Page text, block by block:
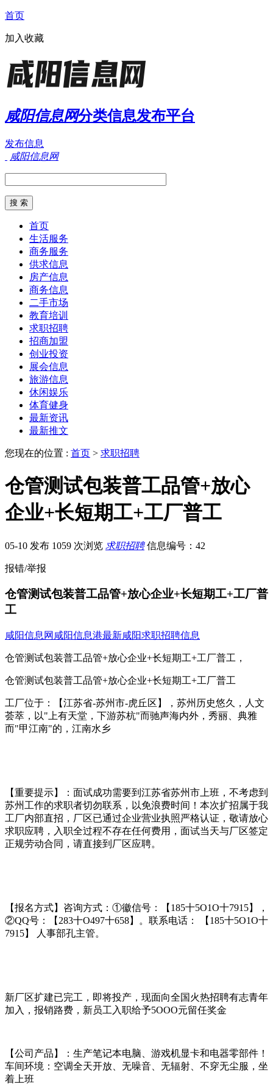
首页
加入收藏
咸阳信息网分类信息发布平台
发布信息
咸阳信息网
首页
生活服务
商务服务
供求信息
房产信息
商务信息
二手市场
教育培训
求职招聘
招商加盟
创业投资
展会信息
旅游信息
休闲娱乐
体育健身
最新资讯
最新推文
您现在的位置 : 首页 > 求职招聘
仓管测试包装普工品管+放心
企业+长短期工+工厂普工
05-10 发布 1059 次浏览 求职招聘 信息编号：42
报错/举报
仓管测试包装普工品管+放心企业+长短期工+工厂普
工
咸阳信息网 咸阳信息港最新咸阳求职招聘信息
仓管测试包装普工品管+放心企业+长短期工+工厂普工，
仓管测试包装普工品管+放心企业+长短期工+工厂普工
工厂位于：【江苏省-苏州市-虎丘区】，苏州历史悠久，人文
荟萃，以"上有天堂，下游苏杭"而驰声海内外，秀丽、典雅
而"甲江南"的，江南水乡
【重要提示】：面试成功需要到江苏省苏州市上班，不考虑到
苏州工作的求职者切勿联系，以免浪费时间！本次扩招属于我
工厂内部直招，厂区已通过企业营业执照严格认证，敬请放心
求职应聘，入职全过程不存在任何费用，面试当天与厂区签定
正规劳动合同，请直接到厂区应聘。
【报名方式】咨询方式：①徽信号：【185十5O1O十7915】，
②QQ号：【283十O497十658】。联系电话： 【185十5O1O十
7915】 人事部孔主管。
新厂区扩建已完工，即将投产，现面向全国火热招聘有志青年
加入，报销路费，新员工入职给予5OOO元留任奖金
【公司产品】：生产笔记本电脑、游戏机显卡和电器零部件！
车间环境：空调全天开放、无噪音、无辐射、不穿无尘服，坐
着上班